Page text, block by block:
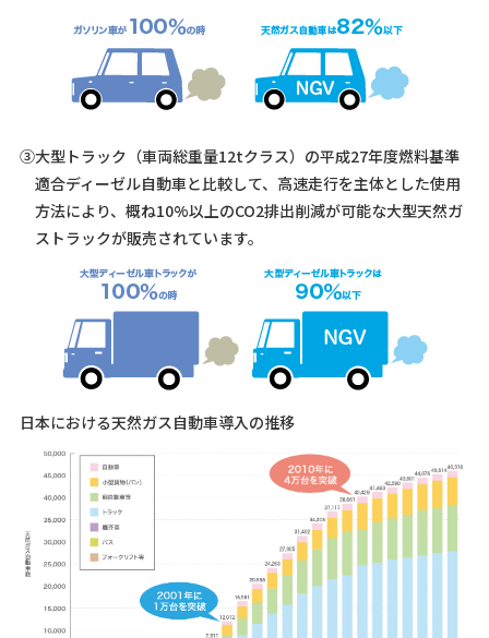
③大型トラック（車両総重量12tクラス）の平成27年度燃料基準
適合ディーゼル自動車と比較して、高速走行を主体とした使用
方法により、概ね10%以上のCO2排出削減が可能な大型天然ガ
ストラックが販売されています。
日本における天然ガス自動車導入の推移